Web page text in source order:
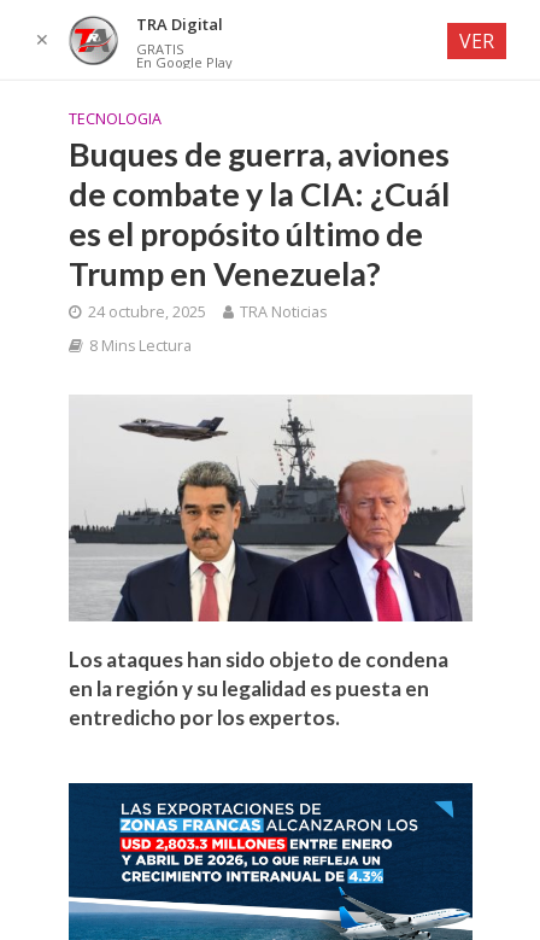
TECNOLOGIA
Buques de guerra, aviones
de combate y la CIA: ¿Cuál
es el propósito último de
Trump en Venezuela?
24 octubre, 2025
TRA Noticias
8 Mins Lectura
Los ataques han sido objeto de condena
en la región y su legalidad es puesta en
entredicho por los expertos.
✕
TRA Digital
GRATIS
En Google Play
VER